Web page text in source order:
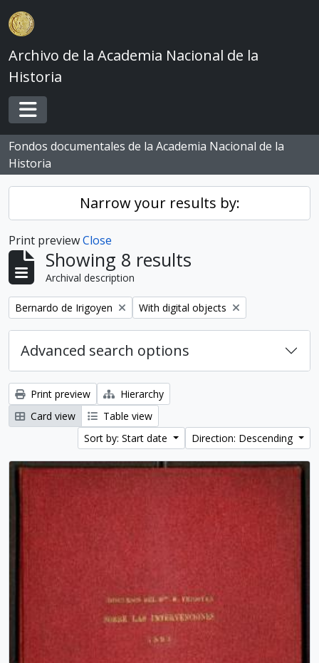
Skip to main content
Archivo de la Academia Nacional de la
Historia
Toggle navigation
Fondos documentales de la Academia Nacional de la
Historia
Narrow your results by:
Print previewClose
Showing 8 results
Archival description
Remove filter:
Bernardo de Irigoyen Remove filter:
With digital objects
Advanced search options
Print preview
Hierarchy
Card view
Table view
Sort by: Start date
Direction: Descending